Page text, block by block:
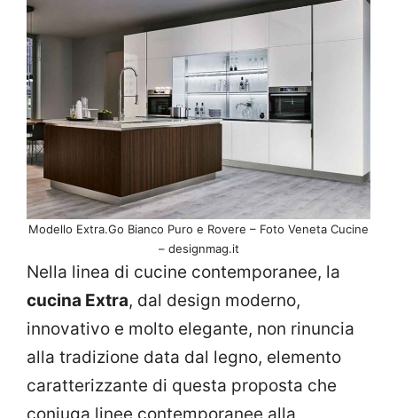
Modello Extra.Go Bianco Puro e Rovere – Foto Veneta Cucine
– designmag.it
Nella linea di cucine contemporanee, la
cucina Extra, dal design moderno,
innovativo e molto elegante, non rinuncia
alla tradizione data dal legno, elemento
caratterizzante di questa proposta che